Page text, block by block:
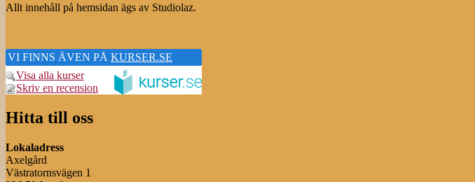
Allt innehåll på hemsidan ägs av Studiolaz.
VI FINNS ÄVEN PÅ KURSER.SE
Visa alla kurser
Skriv en recension
Hitta till oss
Lokaladress
Axelgård
Västratornsvägen 1